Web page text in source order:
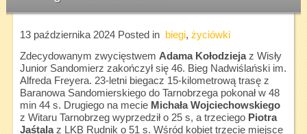
13 października 2024Posted in biegi, życiówki
Zdecydowanym zwycięstwem Adama Kołodziejaz Wisły
Junior Sandomierz zakończył się 46. Bieg Nadwiślański im.
Alfreda Freyera. 23-letni biegacz 15-kilometrową trasę z
Baranowa Sandomierskiego do Tarnobrzega pokonał w 48
min 44 s. Drugiego na mecie Michała Wojciechowskiego
z Witaru Tarnobrzeg wyprzedził o 25 s, a trzeciego Piotra
Jaśtalaz LKB Rudnik o 51 s. Wśród kobiet trzecie miejsce